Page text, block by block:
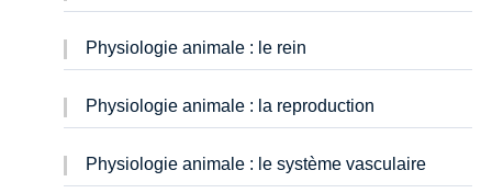
Physiologie animale : le rein
Physiologie animale : la reproduction
Physiologie animale : le système vasculaire